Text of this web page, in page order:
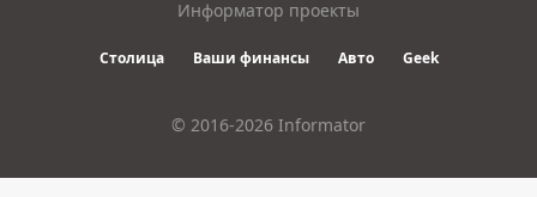
Информатор проекты
Столица Ваши финансы Авто Geek
© 2016-2026 Informator